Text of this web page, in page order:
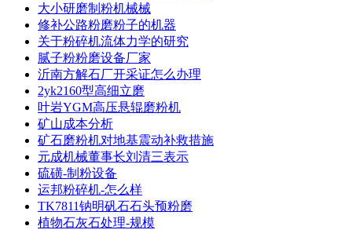
大小研磨制粉机械械
修补公路粉磨粉子的机器
关于粉碎机流体力学的研究
腻子粉粉磨设备厂家
沂南方解石厂开采证怎么办理
2yk2160型高细立磨
叶岩YGM高压悬辊磨粉机
矿山成本分析
矿石磨粉机对地基震动补救措施
元成机械董事长刘清三表示
硫磺-制粉设备
运邦粉碎机-怎么样
TK7811钠明矾石石头预粉磨
植物石灰石处理-规模